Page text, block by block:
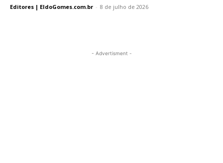
Editores | EldoGomes.com.br - 8 de julho de 2026
- Advertisment -